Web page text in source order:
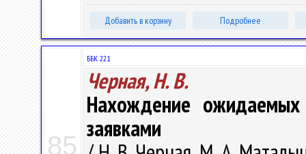
Добавить в корзину Подробнее
85
ББК 22.1
Черная, Н. В.
Нахождение
заявками